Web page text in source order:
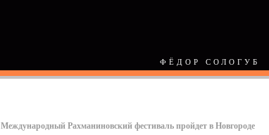
ФЁДОР СОЛОГУБ
Международный Рахманиновский фестиваль пройдет в Новгороде